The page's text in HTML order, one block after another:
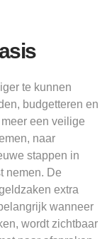
te kunnen
budgetteren en
een veilige
naar
stappen in
nemen. De
extra
wanneer
wordt zichtbaar